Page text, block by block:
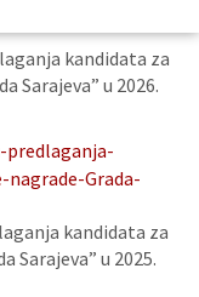
kandidata za
Sarajeva” u 2026.
Grada-
kandidata za
Sarajeva” u 2025.